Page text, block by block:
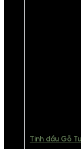
Tinh dầu Gỗ